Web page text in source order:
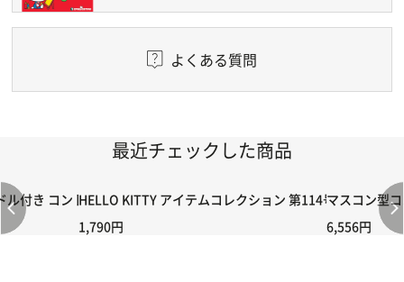
よくある質問
最近チェックした商品
付き コントローラー＆ポイント切り替えスイッチRC-02/C002 /
HELLO KITTY アイテムコレクション 第114号
1,790円
マスコン型
6,556円